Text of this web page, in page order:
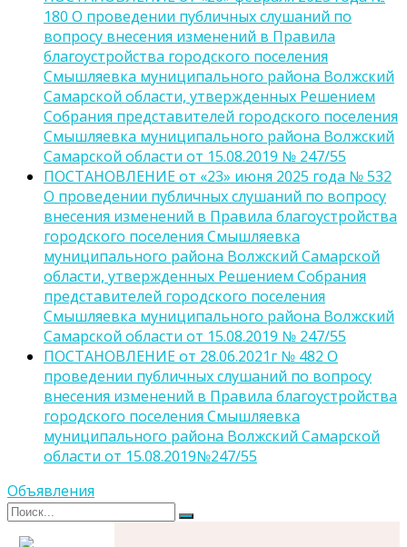
180 О проведении публичных слушаний по
вопросу внесения изменений в Правила
благоустройства городского поселения
Смышляевка муниципального района Волжский
Самарской области, утвержденных Решением
Собрания представителей городского поселения
Смышляевка муниципального района Волжский
Самарской области от 15.08.2019 № 247/55
ПОСТАНОВЛЕНИЕ от «23» июня 2025 года № 532
О проведении публичных слушаний по вопросу
внесения изменений в Правила благоустройства
городского поселения Смышляевка
муниципального района Волжский Самарской
области, утвержденных Решением Собрания
представителей городского поселения
Смышляевка муниципального района Волжский
Самарской области от 15.08.2019 № 247/55
ПОСТАНОВЛЕНИЕ от 28.06.2021г № 482 О
проведении публичных слушаний по вопросу
внесения изменений в Правила благоустройства
городского поселения Смышляевка
муниципального района Волжский Самарской
области от 15.08.2019№247/55
Объявления
Поиск
Поиск